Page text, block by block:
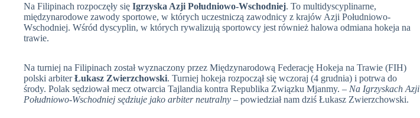
Na Filipinach rozpoczęły się Igrzyska Azji Południowo-Wschodniej. To multidyscyplinarne,
międzynarodowe zawody sportowe, w których uczestniczą zawodnicy z krajów Azji Południowo-
Wschodniej. Wśród dyscyplin, w których rywalizują sportowcy jest również halowa odmiana hokeja na
trawie.
Na turniej na Filipinach został wyznaczony przez Międzynarodową Federację Hokeja na Trawie (FIH)
polski arbiterŁukasz Zwierzchowski. Turniej hokeja rozpoczął się wczoraj (4 grudnia) i potrwa do
środy. Polak sędziował mecz otwarcia Tajlandia kontra Republika Związku Mjanmy. – Na Igrzyskach Azji
Południowo-Wschodniej sędziuje jako arbiter neutralny – powiedział nam dziś Łukasz Zwierzchowski.